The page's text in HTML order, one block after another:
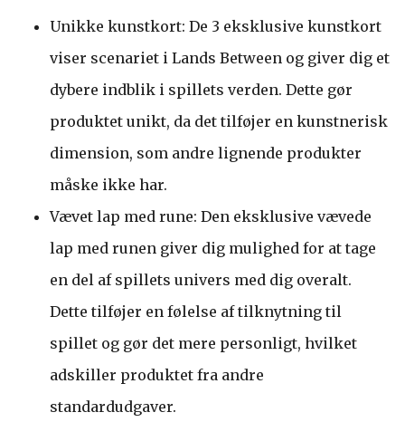
Unikke kunstkort: De 3 eksklusive kunstkort
viser scenariet i Lands Between og giver dig et
dybere indblik i spillets verden. Dette gør
produktet unikt, da det tilføjer en kunstnerisk
dimension, som andre lignende produkter
måske ikke har.
Vævet lap med rune: Den eksklusive vævede
lap med runen giver dig mulighed for at tage
en del af spillets univers med dig overalt.
Dette tilføjer en følelse af tilknytning til
spillet og gør det mere personligt, hvilket
adskiller produktet fra andre
standardudgaver.